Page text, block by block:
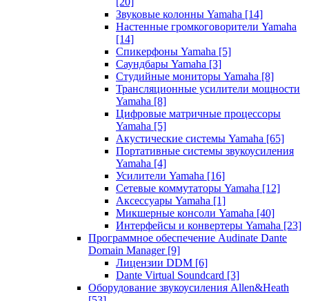
Звуковые колонны Yamaha [14]
Настенные громкоговорители Yamaha
[14]
Спикерфоны Yamaha [5]
Саундбары Yamaha [3]
Студийные мониторы Yamaha [8]
Трансляционные усилители мощности
Yamaha [8]
Цифровые матричные процессоры
Yamaha [5]
Акустические системы Yamaha [65]
Портативные системы звукоусиления
Yamaha [4]
Усилители Yamaha [16]
Сетевые коммутаторы Yamaha [12]
Аксессуары Yamaha [1]
Микшерные консоли Yamaha [40]
Интерфейсы и конвертеры Yamaha [23]
Программное обеспечение Audinate Dante
Domain Manager [9]
Лицензии DDM [6]
Dante Virtual Soundcard [3]
Оборудование звукоусиления Allen&Heath